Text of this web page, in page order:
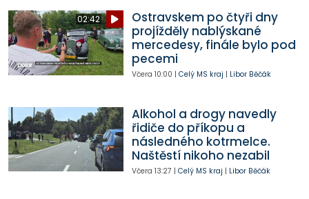
02:42
Ostravskem po čtyři dny
projížděly nablýskané
mercedesy, finále bylo pod
pecemi
Včera 10:00 | Celý MS kraj | Libor Běčák
Alkohol a drogy navedly
řidiče do příkopu a
následného kotrmelce.
Naštěstí nikoho nezabil
Včera 13:27 | Celý MS kraj | Libor Běčák